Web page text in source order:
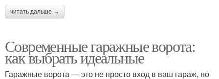
читать дальше →
Современные гаражные ворота:
как выбрать идеальные
Гаражные ворота — это не просто вход в ваш гараж, но